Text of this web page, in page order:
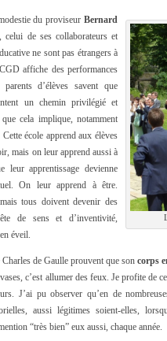
du proviseur Bernard
celui de ses collaborateurs et
ne sont pas étrangers à
affiche des performances
parents d’élèves savent que
un chemin privilégié et
cela implique, notamment
école apprend aux élèves
mais on leur apprend aussi à
leur apprentissage devienne
On leur apprend à être.
tous doivent devenir des
de sens et d’inventivité,
éveil.
de Gaulle prouvent que son corps
c’est allumer des feux. Je profite de
J’ai pu observer qu’en de
aussi légitimes soient-elles,
“très bien” eux aussi, chaque année.